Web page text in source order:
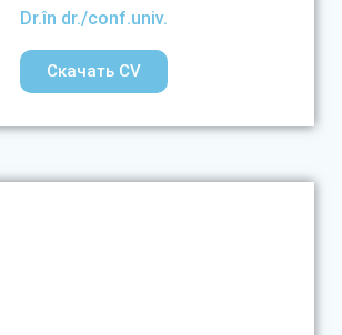
Dr.în dr./conf.univ.
Скачать CV